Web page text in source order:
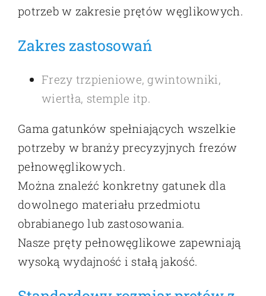
potrzeb w zakresie prętów węglikowych.
Zakres zastosowań
Frezy trzpieniowe, gwintowniki,
wiertła, stemple itp.
Gama gatunków spełniających wszelkie
potrzeby w branży precyzyjnych frezów
pełnowęglikowych.
Można znaleźć konkretny gatunek dla
dowolnego materiału przedmiotu
obrabianego lub zastosowania.
Nasze pręty pełnowęglikowe zapewniają
wysoką wydajność i stałą jakość.